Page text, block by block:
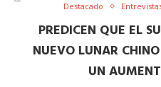
Destacado
PREDICEN QUE EL
NUEVO LUNAR
UN